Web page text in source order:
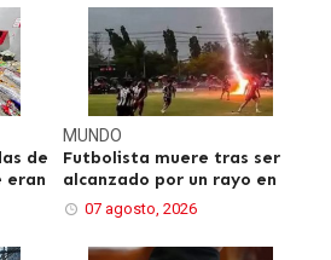
de
eran
MUNDO
Futbolista muere tras ser
alcanzado por un rayo en
07 agosto, 2026